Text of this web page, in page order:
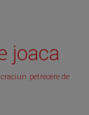
joaca
craciun petrecere de